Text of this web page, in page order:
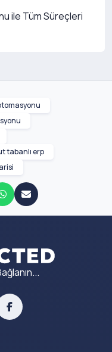
tabanlı erp